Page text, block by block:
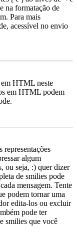
na formatação de
Para mais
acessível no envio
em HTML neste
em HTML podem
representações
algum
ou seja, :) quer dizer
de smilies pode
mensagem. Tente
podem tornar uma
edita-los ou excluir
pode ter
smilies que você